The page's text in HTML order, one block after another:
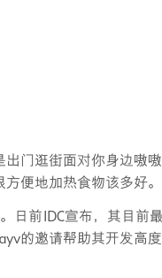
门逛街面对你身边嗷
便地加热食物该多好。
日前IDC宣布，其目
的邀请帮助其开发高